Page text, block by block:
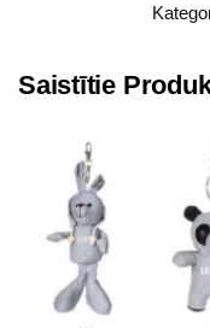
Saistītie